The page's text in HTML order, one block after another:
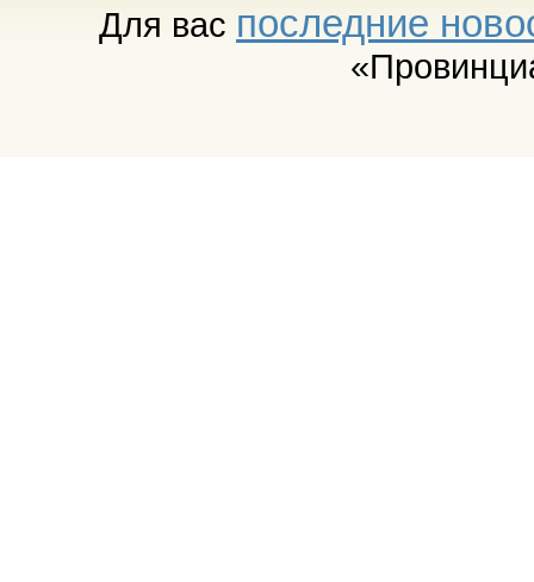
Для вас последние